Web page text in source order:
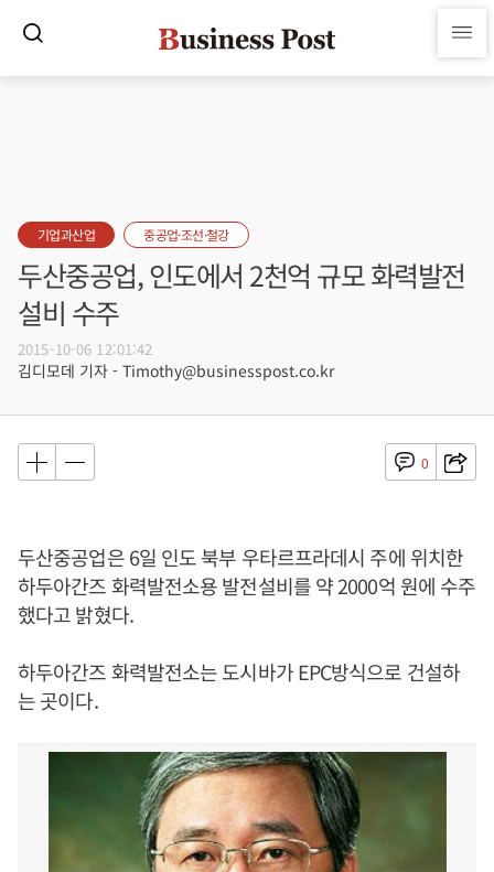
기업과산업 중공업·조선·철강
두산중공업, 인도에서 2천억 규모 화력발전
설비 수주
2015-10-06 12:01:42
김디모데 기자 - Timothy@businesspost.co.kr
0
두산중공업은 6일 인도 북부 우타르프라데시 주에 위치한
하두아간즈 화력발전소용 발전설비를 약 2000억 원에 수주
했다고 밝혔다.
하두아간즈 화력발전소는 도시바가 EPC방식으로 건설하
는 곳이다.